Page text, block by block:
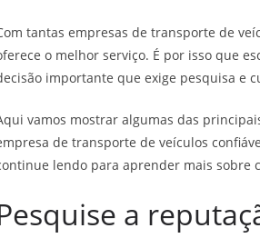
tantas empresas de transporte de
o melhor serviço. É por isso que
importante que exige pesquisa e
vamos mostrar algumas das
de transporte de veículos
lendo para aprender mais sobre
a